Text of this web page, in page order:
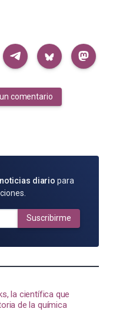
comentario
diario para
Suscribirme
la científica que
de la química